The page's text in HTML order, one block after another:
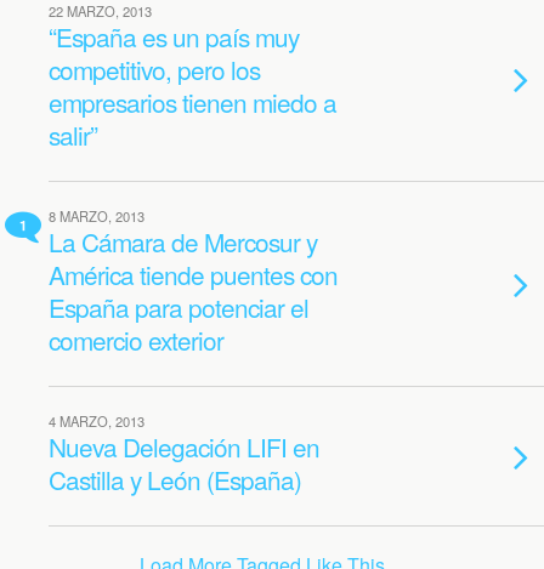
22 MARZO, 2013
“España es un país muy
competitivo, pero los
empresarios tienen miedo a
salir”
1 8 MARZO, 2013
La Cámara de Mercosur y
América tiende puentes con
España para potenciar el
comercio exterior
4 MARZO, 2013
Nueva Delegación LIFI en
Castilla y León (España)